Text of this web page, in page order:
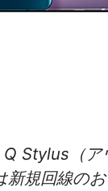
Stylus（
新規回線の